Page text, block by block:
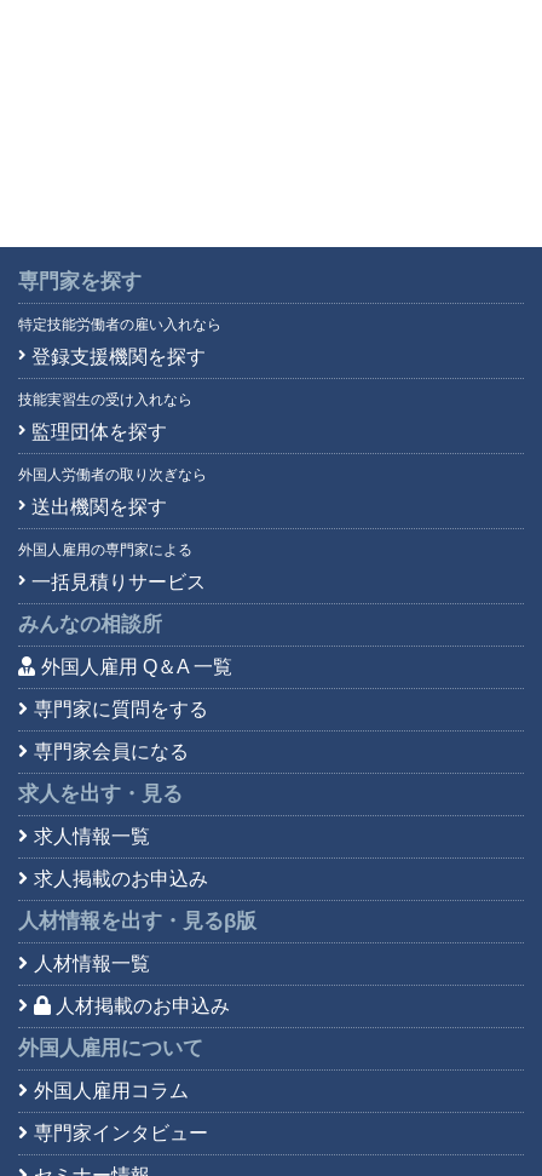
専門家を探す
特定技能労働者の雇い入れなら
登録支援機関を探す
技能実習生の受け入れなら
監理団体を探す
外国人労働者の取り次ぎなら
送出機関を探す
外国人雇用の専門家による
一括見積りサービス
みんなの相談所
外国人雇用 Q＆A 一覧
専門家に質問をする
専門家会員になる
求人を出す・見る
求人情報一覧
求人掲載のお申込み
人材情報を出す・見るβ版
人材情報一覧
人材掲載のお申込み
外国人雇用について
外国人雇用コラム
専門家インタビュー